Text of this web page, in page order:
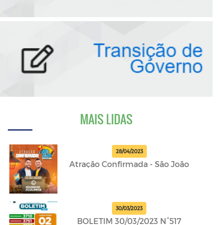
MAIS LIDAS
28/04/2023
Atração Confirmada - São João
30/03/2023
BOLETIM 30/03/2023 N°517